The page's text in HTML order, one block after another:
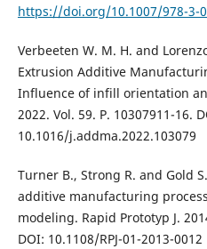
https://doi.org/10.1007/978-3-
Verbeeten W. M. H. and
Extrusion Additive
Influence of infill orientation
2022. Vol. 59. Р. 10307911-16.
10.1016/j.addma.2022.103079
Turner B., Strong R. and Gold
additive manufacturing
modeling. Rapid Prototyp J.
DOI: 10.1108/RPJ-01-2013-0012